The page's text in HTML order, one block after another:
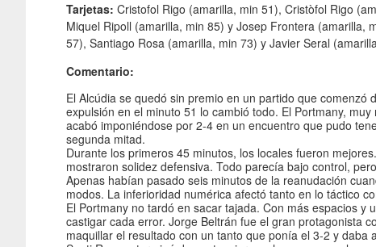
Tarjetas: Cristofol Rigo (amarilla, min 51), Cristòfol Rigo
Miquel Ripoll (amarilla, min 85) y Josep Frontera (amarilla,
57), Santiago Rosa (amarilla, min 73) y Javier Seral
Comentario:
El Alcúdia se quedó sin premio en un partido que
expulsión en el minuto 51 lo cambió todo. El Portmany,
acabó imponiéndose por 2-4 en un encuentro que pudo
segunda mitad.
Durante los primeros 45 minutos, los locales fueron
mostraron solidez defensiva. Todo parecía bajo control,
Apenas habían pasado seis minutos de la reanudación
modos. La inferioridad numérica afectó tanto en lo táctico
El Portmany no tardó en sacar tajada. Con más espacios
castigar cada error. Jorge Beltrán fue el gran protagonista
maquillar el resultado con un tanto que ponía el 3-2 y